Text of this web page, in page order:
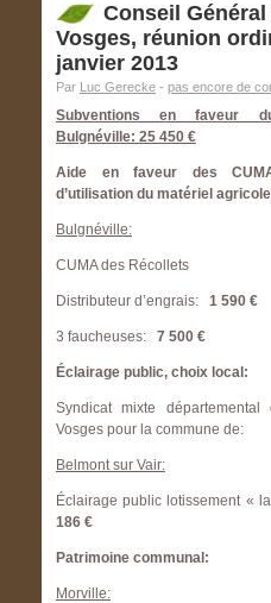
Conseil Général
Vosges, réunion
janvier 2013
Par Luc Gerecke - pas encore de
Subventions en faveur
Bulgnéville: 25 450 €
Aide en faveur des
d’utilisation du matériel
Bulgnéville:
CUMA des Récollets
Distributeur d’engrais: 1 590 €
3 faucheuses: 7 500 €
Éclairage public, choix local:
Syndicat mixte départemental
Vosges pour la commune de:
Belmont sur Vair:
Éclairage public lotissement «
186 €
Patrimoine communal:
Morville: